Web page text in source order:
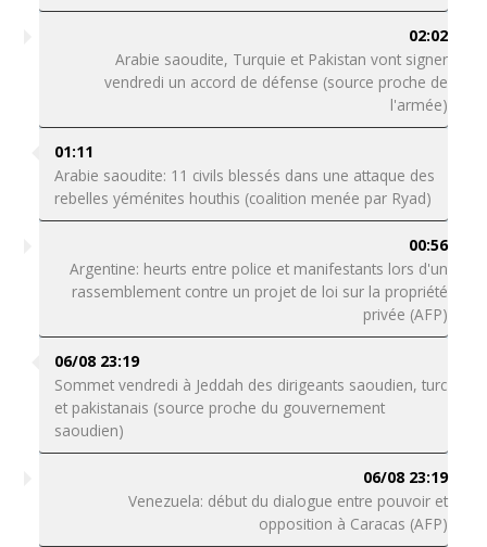
02:02
Arabie saoudite, Turquie et Pakistan vont signer
vendredi un accord de défense (source proche de
l'armée)
01:11
Arabie saoudite: 11 civils blessés dans une attaque des
rebelles yéménites houthis (coalition menée par Ryad)
00:56
Argentine: heurts entre police et manifestants lors d'un
rassemblement contre un projet de loi sur la propriété
privée (AFP)
06/08 23:19
Sommet vendredi à Jeddah des dirigeants saoudien, turc
et pakistanais (source proche du gouvernement
saoudien)
06/08 23:19
Venezuela: début du dialogue entre pouvoir et
opposition à Caracas (AFP)